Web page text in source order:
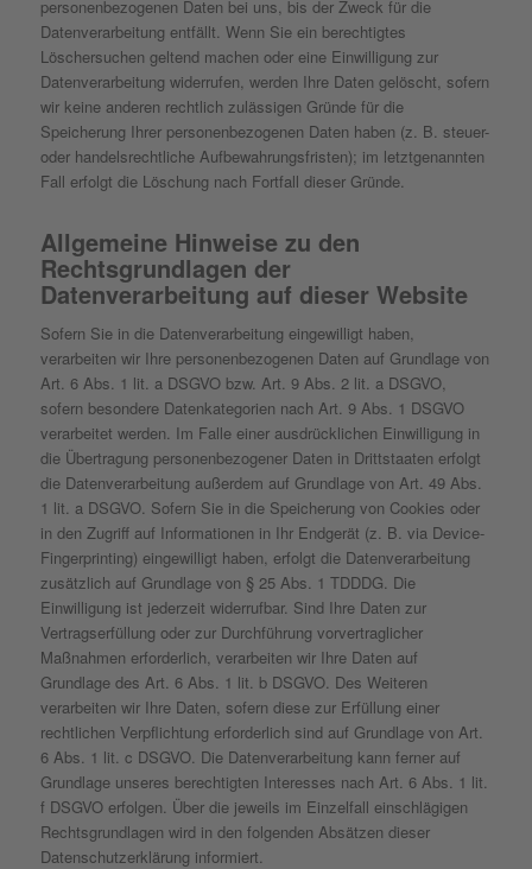
personenbezogenen Daten bei uns, bis der Zweck für die
Datenverarbeitung entfällt. Wenn Sie ein berechtigtes
Löschersuchen geltend machen oder eine Einwilligung zur
Datenverarbeitung widerrufen, werden Ihre Daten gelöscht, sofern
wir keine anderen rechtlich zulässigen Gründe für die
Speicherung Ihrer personenbezogenen Daten haben (z. B. steuer-
oder handelsrechtliche Aufbewahrungsfristen); im letztgenannten
Fall erfolgt die Löschung nach Fortfall dieser Gründe.
Allgemeine Hinweise zu den
Rechtsgrundlagen der
Datenverarbeitung auf dieser Website
Sofern Sie in die Datenverarbeitung eingewilligt haben,
verarbeiten wir Ihre personenbezogenen Daten auf Grundlage von
Art. 6 Abs. 1 lit. a DSGVO bzw. Art. 9 Abs. 2 lit. a DSGVO,
sofern besondere Datenkategorien nach Art. 9 Abs. 1 DSGVO
verarbeitet werden. Im Falle einer ausdrücklichen Einwilligung in
die Übertragung personenbezogener Daten in Drittstaaten erfolgt
die Datenverarbeitung außerdem auf Grundlage von Art. 49 Abs.
1 lit. a DSGVO. Sofern Sie in die Speicherung von Cookies oder
in den Zugriff auf Informationen in Ihr Endgerät (z. B. via Device-
Fingerprinting) eingewilligt haben, erfolgt die Datenverarbeitung
zusätzlich auf Grundlage von § 25 Abs. 1 TDDDG. Die
Einwilligung ist jederzeit widerrufbar. Sind Ihre Daten zur
Vertragserfüllung oder zur Durchführung vorvertraglicher
Maßnahmen erforderlich, verarbeiten wir Ihre Daten auf
Grundlage des Art. 6 Abs. 1 lit. b DSGVO. Des Weiteren
verarbeiten wir Ihre Daten, sofern diese zur Erfüllung einer
rechtlichen Verpflichtung erforderlich sind auf Grundlage von Art.
6 Abs. 1 lit. c DSGVO. Die Datenverarbeitung kann ferner auf
Grundlage unseres berechtigten Interesses nach Art. 6 Abs. 1 lit.
f DSGVO erfolgen. Über die jeweils im Einzelfall einschlägigen
Rechtsgrundlagen wird in den folgenden Absätzen dieser
Datenschutzerklärung informiert.